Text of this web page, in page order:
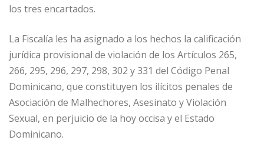
los tres encartados.
La Fiscalía les ha asignado a los hechos la calificación
jurídica provisional de violación de los Artículos 265,
266, 295, 296, 297, 298, 302 y 331 del Código Penal
Dominicano, que constituyen los ilícitos penales de
Asociación de Malhechores, Asesinato y Violación
Sexual, en perjuicio de la hoy occisa y el Estado
Dominicano.